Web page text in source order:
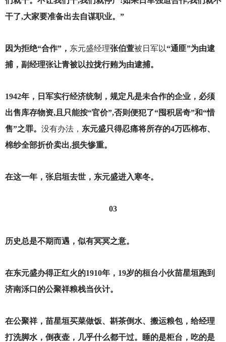
干了,大家要准备出去自谋职业。”
因为拒绝“合作”， 东元盛经理张伯萱被日军以“通匪”为由逮
捕，副经理张让青被以拉拢行贿为由逮捕。
1942年，日军实行经济统制，规定凡是未合作的企业，必须
出售库存物资,且只能按“官价”,否则便犯了“囤积居奇”和“惜
售”之罪。 没有办法， 东元盛只得忍痛将所存的4万匹棉布、
棉纱全部折价卖出,损失惨重。
在这一年，张启垣去世，东元盛进入寒冬。
03
历史总是不期而遇，似有冥冥之意。
在东元盛办得正红火的1910年，19岁的桓台小伙苗星垣跑到
济南泺口的公聚祥粮栈当伙计。
在公聚祥，苗星垣买菜做饭、斟茶倒水、搬运粮包，给经理
打洗脚水，倒夜壶，几乎什么都干过。睡的是柜台，吃的是